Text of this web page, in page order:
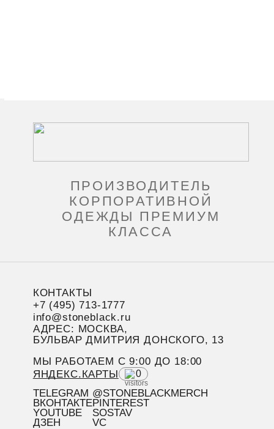
ПРОИЗВОДИТЕЛЬ
КОРПОРАТИВНОЙ
ОДЕЖДЫ ПРЕМИУМ
КЛАССА
КОНТАКТЫ
+7 (495) 713-1777
info@stoneblack.ru
АДРЕС: МОСКВА,
БУЛЬВАР ДМИТРИЯ ДОНСКОГО, 13
МЫ РАБОТАЕМ C 9:00 ДО 18:00
ЯНДЕКС.КАРТЫ
0
TELEGRAM
ВКОНТАКТЕ
YOUTUBE
ДЗЕН
@STONEBLACKMERCH
PINTEREST
SOSTAV
VC